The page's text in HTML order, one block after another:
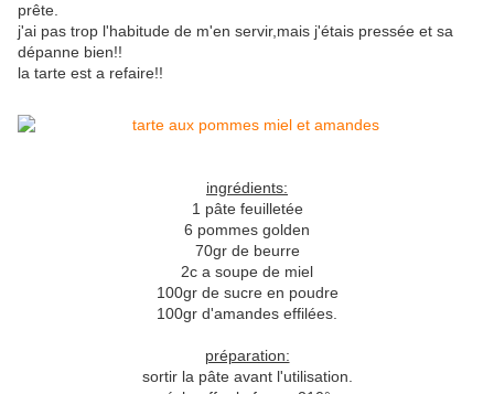
prête.
j'ai pas trop l'habitude de m'en servir,mais j'étais pressée et sa
dépanne bien!!
la tarte est a refaire!!
ingrédients:
1 pâte feuilletée
6 pommes golden
70gr de beurre
2c a soupe de miel
100gr de sucre en poudre
100gr d'amandes effilées.
préparation:
sortir la pâte avant l'utilisation.